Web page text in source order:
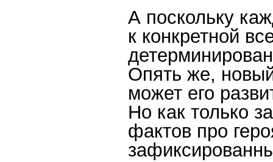
А поскольку
к конкретной
Опять же,
может его
Но как только
фактов про